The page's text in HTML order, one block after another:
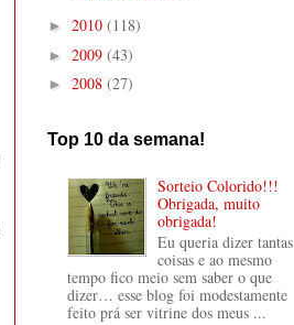
► 2010 (118)
► 2009 (43)
► 2008 (27)
Top 10 da semana!
Sorteio Colorido!!!
Obrigada, muito
obrigada!
Eu queria dizer tantas
coisas e ao mesmo
tempo fico meio sem saber o que
dizer… esse blog foi modestamente
feito prá ser vitrine dos meus ...